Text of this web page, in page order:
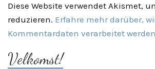
Diese Website verwendet Akismet,
reduzieren. Erfahre mehr darüber,
Kommentardaten verarbeitet werden
Velkomst!